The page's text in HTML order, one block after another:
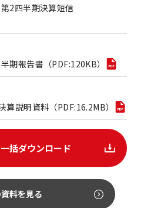
2四半期決算短信
期報告書（PDF:120KB）
説明資料（PDF:16.2MB）
括ダウンロード
料を見る